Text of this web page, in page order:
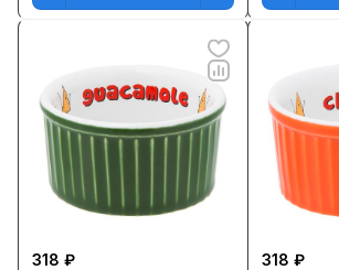
318 ₽
318 ₽